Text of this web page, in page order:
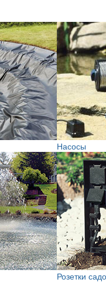
Насосы
Розетки